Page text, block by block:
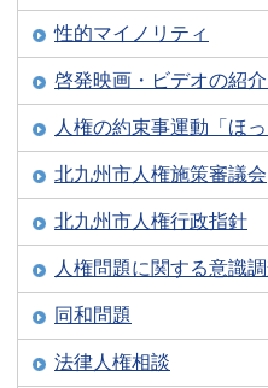
性的マイノリティ
啓発映画・ビデオの紹
人権の約束事運動「ほ
北九州市人権施策審議会
北九州市人権行政指針
人権問題に関する意識
同和問題
法律人権相談